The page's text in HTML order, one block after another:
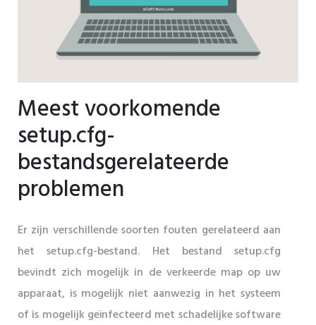
Meest voorkomende
setup.cfg-
bestandsgerelateerde
problemen
Er zijn verschillende soorten fouten gerelateerd aan
het setup.cfg-bestand. Het bestand setup.cfg
bevindt zich mogelijk in de verkeerde map op uw
apparaat, is mogelijk niet aanwezig in het systeem
of is mogelijk geïnfecteerd met schadelijke software